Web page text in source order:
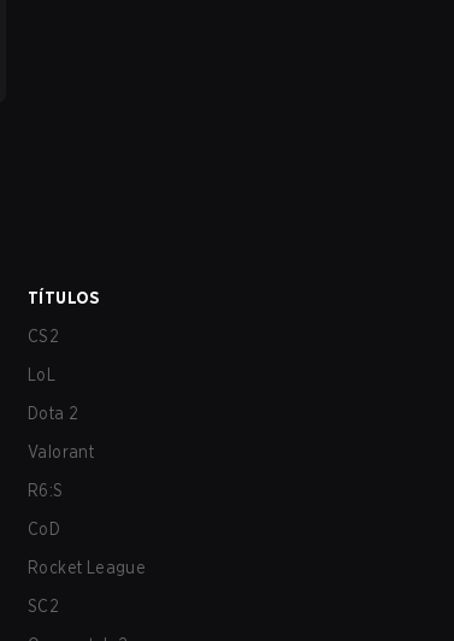
TÍTULOS
CS2
LoL
Dota 2
Valorant
R6:S
CoD
Rocket League
SC2